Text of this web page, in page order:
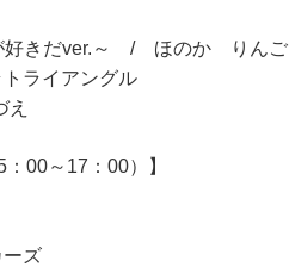
好きだver.～ / ほのか りんご
ライアングル
00～17：00）】
ズ